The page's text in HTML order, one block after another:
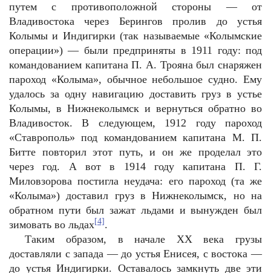
путем с противоположной стороны — от
Владивостока через Берингов пролив до устья
Колымы и Индигирки (так называемые «Колымские
операции») — были предприняты в 1911 году: под
командованием капитана П. А. Трояна был снаряжен
пароход «Колыма», обычное небольшое судно. Ему
удалось за одну навигацию доставить груз в устье
Колымы, в Нижнеколымск и вернуться обратно во
Владивосток. В следующем, 1912 году пароход
«Ставрополь» под командованием капитана М. П.
Битте повторил этот путь, и он же проделал это
через год. А вот в 1914 году капитана П. Г.
Миловзорова постигла неудача: его пароход (та же
«Колыма») доставил груз в Нижнеколымск, но на
обратном пути был зажат льдами и вынужден был
зимовать во льдах[4] .
Таким образом, в начале XX века грузы
доставляли с запада — до устья Енисея, с востока —
до устья Индигирки. Оставалось замкнуть две эти